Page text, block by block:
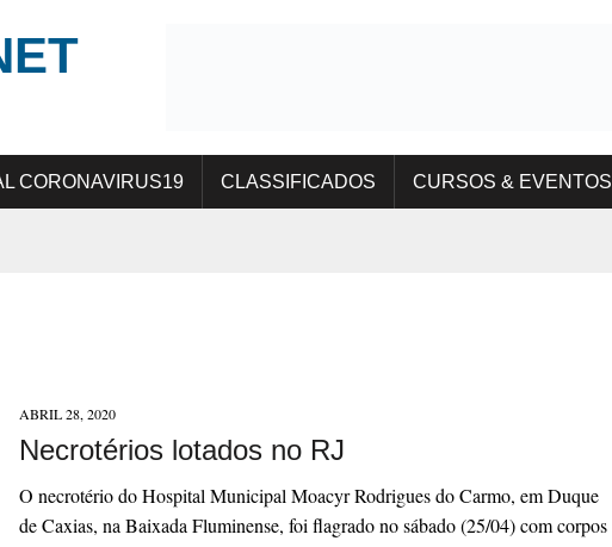
CORONAVIRUS19 CLASSIFICADOS CURSOS & EVENTOS
ABRIL 28, 2020
Necrotérios lotados no RJ
O necrotério do Hospital Municipal Moacyr Rodrigues do Carmo, em Duque
de Caxias, na Baixada Fluminense, foi flagrado no sábado (25/04) com corpos